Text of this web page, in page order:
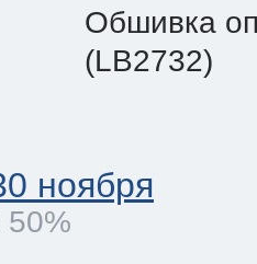
Обшивка
(LB2732)
ноября
50%